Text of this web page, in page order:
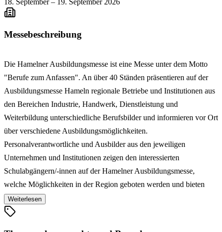
Messebeschreibung
Die Hamelner Ausbildungsmesse ist eine Messe unter dem Motto
"Berufe zum Anfassen". An über 40 Ständen präsentieren auf der
Ausbildungsmesse Hameln regionale Betriebe und Institutionen aus
den Bereichen Industrie, Handwerk, Dienstleistung und
Weiterbildung unterschiedliche Berufsbilder und informieren vor Ort
über verschiedene Ausbildungsmöglichkeiten.
Personalverantwortliche und Ausbilder aus den jeweiligen
Unternehmen und Institutionen zeigen den interessierten
Schulabgängern/-innen auf der Hamelner Ausbildungsmesse,
welche Möglichkeiten in der Region geboten werden und bieten
somit die Gelegenheit, wichtige Informationen zu sammeln und den
Traumberuf zu finden.
Weiterlesen